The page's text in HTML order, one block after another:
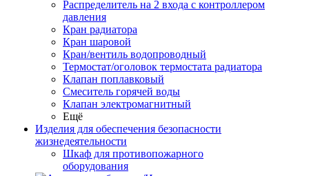
Распределитель на 2 входа с контроллером
давления
Кран радиатора
Кран шаровой
Кран/вентиль водопроводный
Термостат/оголовок термостата радиатора
Клапан поплавковый
Смеситель горячей воды
Клапан электромагнитный
Ещё
Изделия для обеспечения безопасности
жизнедеятельности
Шкаф для противопожарного
оборудования